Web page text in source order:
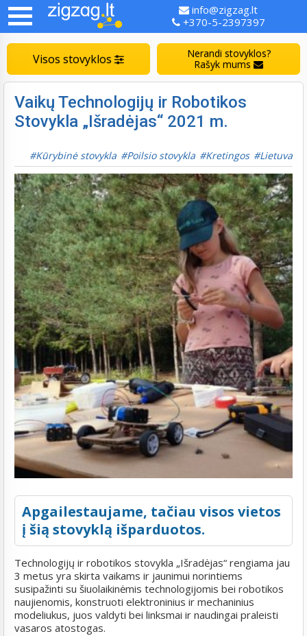
info@zigzag.lt
+370-5-2397397
Visos stovyklos
Nerandi stovyklos?
Rašyk mums
Vaikų Technologijų ir Robotikos
Stovykla „Išradėjas“ 2021 m.
Kūrybinė stovykla Poilsio stovykla Kretingos Lietuva
Apgailestaujame, tačiau visos vietos
į šią stovyklą išparduotos.
Technologijų ir robotikos stovykla „Išradėjas“ rengiama jau
3 metus yra skirta vaikams ir jaunimui norintiems
susipažinti su šiuolaikinėmis technologijomis bei robotikos
naujienomis, konstruoti elektroninius ir mechaninius
modeliukus, juos valdyti bei linksmai ir naudingai praleisti
vasaros atostogas.